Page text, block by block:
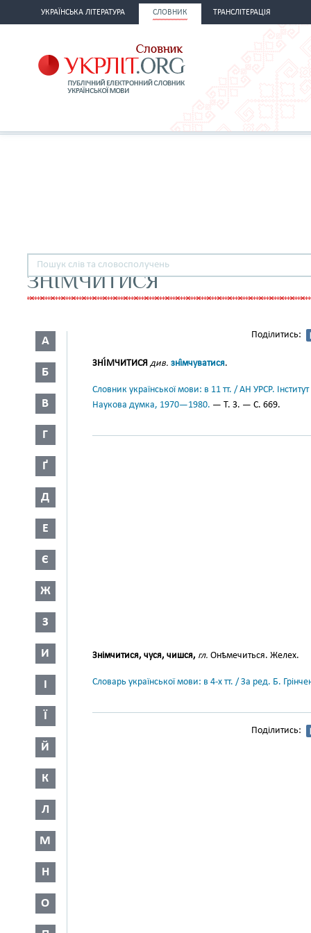
УКРАЇНСЬКА ЛІТЕРАТУРА СЛОВНИК ТРАНСЛІТЕРАЦІЯ
ЗНІМЧИТИСЯ
А
Б
В
Г
Ґ
Д
Е
Є
Ж
З
И
І
Ї
Й
К
Л
М
Н
О
Поділитись:
ЗНІ́МЧИТИСЯ див. зні́мчуватися.
Словник української мови: в 11 тт. / АН УРСР.
Наукова думка, 1970—1980. — Т. 3. — С. 669.
Знімчитися, чуся, чишся, гл. Онѣмечиться. Желех.
Словарь української мови: в 4-х тт. / За ред. Б.
Поділитись: